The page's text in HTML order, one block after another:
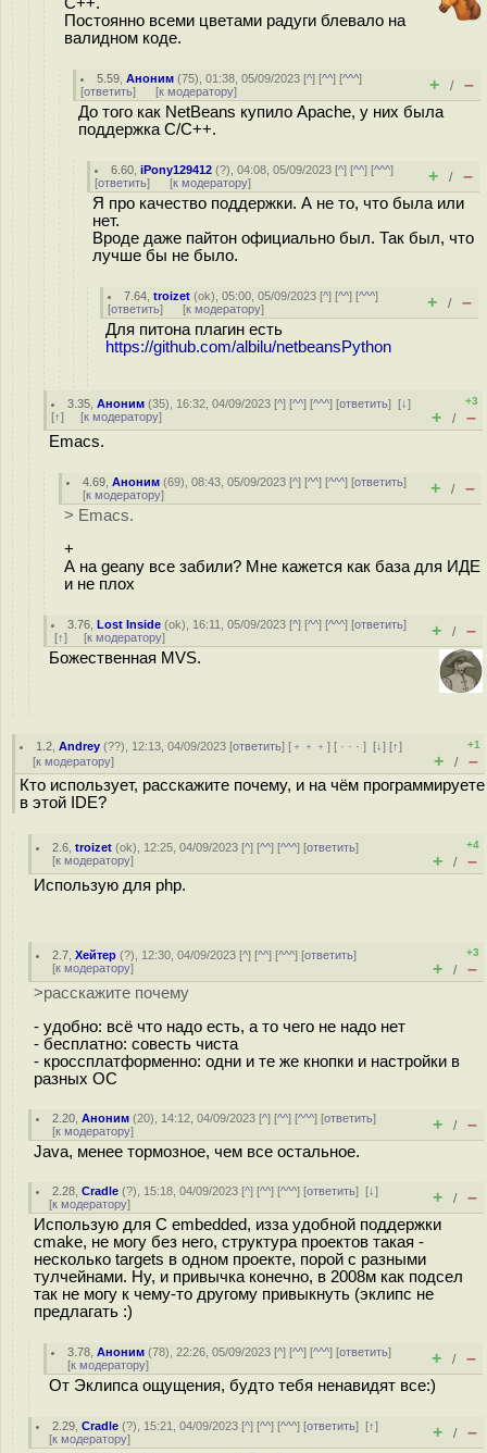
Постоянно всеми цветами радуги блевало на
валидном коде.
5.59 ,Аноним (75), 01:38, 05/09/2023 [^] [^^] [^^^]
[ответить] [к модератору] + / –
До того как NetBeans купило Apache, у них была
поддержка C/C++.
6.60 ,iPony129412 (?), 04:08, 05/09/2023 [^] [^^] [^^^]
[ответить] [к модератору] + / –
Я про качество поддержки. А не то, что была или
нет.
Вроде даже пайтон официально был. Так был, что
лучше бы не было.
7.64 ,troizet (ok), 05:00, 05/09/2023 [^] [^^] [^^^]
[ответить] [к модератору] + / –
Для питона плагин есть
https://github.com/albilu/netbeansPython
3.35 ,Аноним (35), 16:32, 04/09/2023 [^] [^^] [^^^] [ответить][↓]
[↑] [к модератору]
+3
+ / –
Emacs.
4.69 ,Аноним (69), 08:43, 05/09/2023 [^] [^^] [^^^] [ответить]
[к модератору] + / –
> Emacs.
+
А на geany все забили? Мне кажется как база для ИДЕ
и не плох
3.76 ,Lost Inside (ok), 16:11, 05/09/2023 [^] [^^] [^^^] [ответить]
[↑] [к модератору] + / –
Божественная MVS.
1.2 ,Andrey (??), 12:13, 04/09/2023 [ответить] [ ﹢﹢﹢] [ · · ·][↓] [↑]
[к модератору]
+1
+ / –
Кто использует, расскажите почему, и на чём программируете
в этой IDE?
2.6 ,troizet (ok), 12:25, 04/09/2023 [^] [^^] [^^^] [ответить]
[к модератору]
+4
+ / –
Использую для php.
2.7 ,Хейтер (?), 12:30, 04/09/2023 [^] [^^] [^^^] [ответить]
[к модератору]
+3
+ / –
>расскажите почему
- удобно: всё что надо есть, а то чего не надо нет
- бесплатно: совесть чиста
- кроссплатформенно: одни и те же кнопки и настройки в
разных ОС
2.20 ,Аноним (20), 14:12, 04/09/2023 [^] [^^] [^^^] [ответить]
[к модератору] + / –
Java, менее тормозное, чем все остальное.
2.28 ,Cradle (?), 15:18, 04/09/2023 [^] [^^] [^^^] [ответить][↓]
[к модератору] + / –
Использую для C embedded, изза удобной поддержки
cmake, не могу без него, структура проектов такая -
несколько targets в одном проекте, порой с разными
тулчейнами. Ну, и привычка конечно, в 2008м как подсел
так не могу к чему-то другому привыкнуть (эклипс не
предлагать :)
3.78 ,Аноним (78), 22:26, 05/09/2023 [^] [^^] [^^^] [ответить]
[к модератору] + / –
От Эклипса ощущения, будто тебя ненавидят все:)
2.29 ,Cradle (?), 15:21, 04/09/2023 [^] [^^] [^^^] [ответить][↑]
[к модератору] + / –